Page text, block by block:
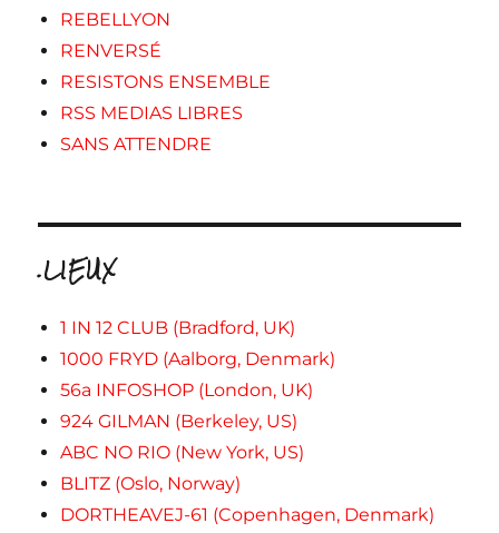
REBELLYON
RENVERSÉ
RESISTONS ENSEMBLE
RSS MEDIAS LIBRES
SANS ATTENDRE
.LIEUX
1 IN 12 CLUB (Bradford, UK)
1000 FRYD (Aalborg, Denmark)
56a INFOSHOP (London, UK)
924 GILMAN (Berkeley, US)
ABC NO RIO (New York, US)
BLITZ (Oslo, Norway)
DORTHEAVEJ-61 (Copenhagen, Denmark)